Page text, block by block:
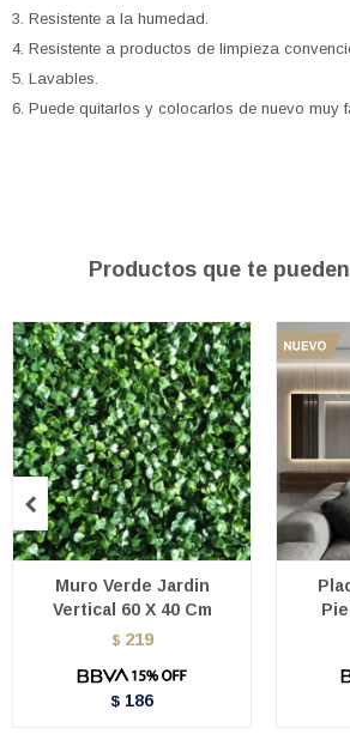
3. Resistente a la humedad.
4. Resistente a productos de limpieza
5. Lavables.
6. Puede quitarlos y colocarlos de nuevo muy
Productos que te
Muro Verde Jardin
Vertical 60 X 40 Cm
$ 219
$ 186
